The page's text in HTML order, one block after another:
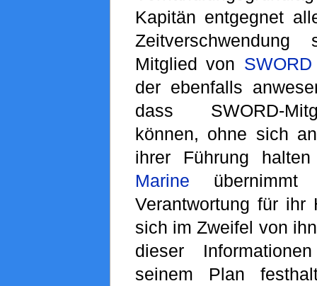
Kapitän entgegnet
Mitglied von SWORD
der ebenfalls
dass SWORD-
können, ohne sich
ihrer Führung
Marine übernimmt
Verantwortung für ihr
sich im Zweifel von
dieser
seinem Plan